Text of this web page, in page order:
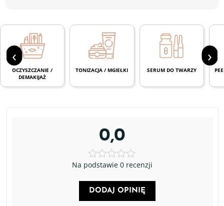
OCZYSZCZANIE /
DEMAKIJAŻ
TONIZACJA / MGIEŁKI SERUM DO TWARZY
‹ ›
0,0
Na podstawie 0 recenzji
DODAJ OPINIĘ